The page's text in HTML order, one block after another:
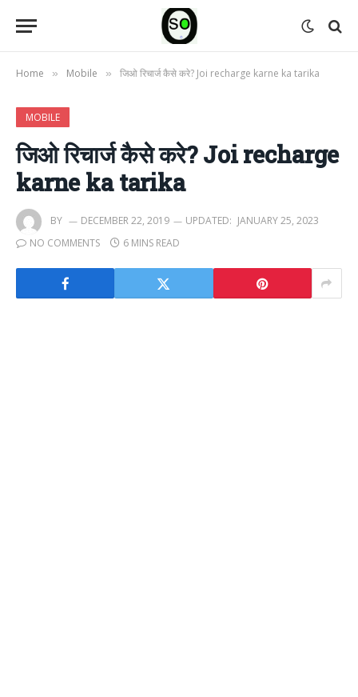
Home » Mobile » जिओ रिचार्ज कैसे करे? Joi recharge karne ka tarika
MOBILE
जिओ रिचार्ज कैसे करे? Joi recharge
karne ka tarika
BY DECEMBER 22, 2019 UPDATED: JANUARY 25, 2023
NO COMMENTS
6 MINS READ